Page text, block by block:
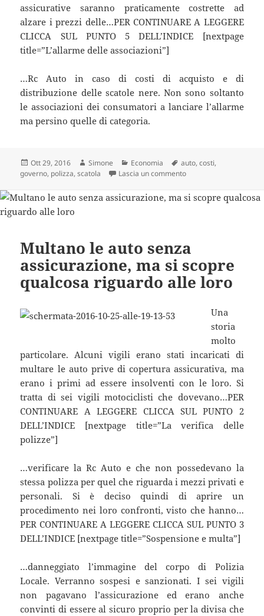
assicurative saranno praticamente costrette ad
alzare i prezzi delle…PER CONTINUARE A LEGGERE
CLICCA SUL PUNTO 5 DELL’INDICE [nextpage
title=”L’allarme delle associazioni”]
…Rc Auto in caso di costi di acquisto e di
distribuzione delle scatole nere. Non sono soltanto
le associazioni dei consumatori a lanciare l’allarme
ma persino quelle di categoria.
Scritto
il
Ott 29, 2016 Autore
Simone Categorie
Economia Tag
auto,costi,
governo, polizza,scatola Lascia un commentosu NUOVO OBBLIGO IN
Multano le auto senza
assicurazione, ma si scopre
qualcosa riguardo alle loro
Una
storia
molto
particolare. Alcuni vigili erano stati incaricati di
multare le auto prive di copertura assicurativa, ma
erano i primi ad essere insolventi con le loro. Si
tratta di sei vigili motociclisti che dovevano…PER
CONTINUARE A LEGGERE CLICCA SUL PUNTO 2
DELL’INDICE [nextpage title=”La verifica delle
polizze”]
…verificare la Rc Auto e che non possedevano la
stessa polizza per quel che riguarda i mezzi privati e
personali. Si è deciso quindi di aprire un
procedimento nei loro confronti, visto che hanno…
PER CONTINUARE A LEGGERE CLICCA SUL PUNTO 3
DELL’INDICE [nextpage title=”Sospensione e multa”]
…danneggiato l’immagine del corpo di Polizia
Locale. Verranno sospesi e sanzionati. I sei vigili
non pagavano l’assicurazione ed erano anche
convinti di essere al sicuro proprio per la divisa che